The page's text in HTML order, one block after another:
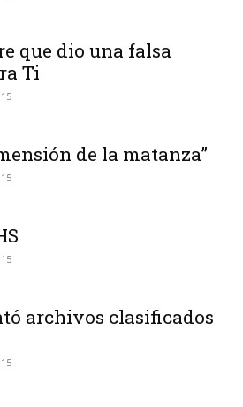
que dio una falsa
Ti
de la matanza”
archivos clasificados